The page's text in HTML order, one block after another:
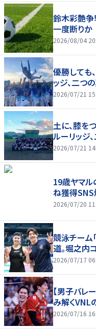
鈴木彩艶争
一度断りか
2026/08/04
優勝しても
ッジ、二つ
2026/07/21
土に、膝を
ルーリッジ
2026/07/21
19歳ヤマ
ね獲得
2026/07/20
競泳チーム
道。堀之内
2026/07/17
【男子バレ
み解くVNL
2026/07/16